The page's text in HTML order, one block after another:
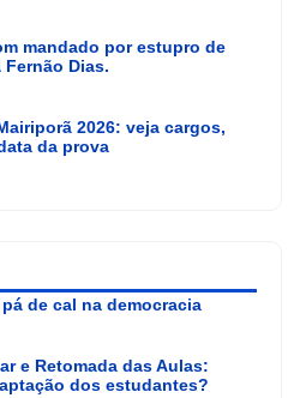
mandado por estupro de
Dias.
2026: veja cargos,
da prova
de cal na democracia
e Retomada das Aulas:
dos estudantes?